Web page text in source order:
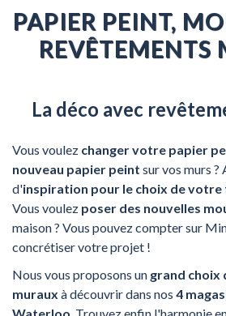
PAPIER PEINT,
REVÊTEMENTS
La déco avec
Vous voulez changer votre papier
nouveau papier peint sur vos murs ?
d'inspiration pour le choix de
Vous voulez poser des nouvelles
maison ? Vous pouvez compter sur
concrétiser votre projet !
Nous vous proposons un grand choix
muraux à découvrir dans nos 4